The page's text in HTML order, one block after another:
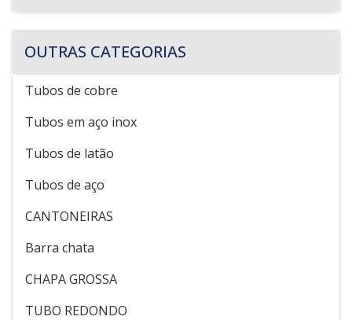
OUTRAS CATEGORIAS
Tubos de cobre
Tubos em aço inox
Tubos de latão
Tubos de aço
CANTONEIRAS
Barra chata
CHAPA GROSSA
TUBO REDONDO